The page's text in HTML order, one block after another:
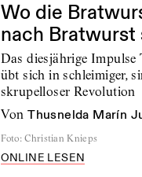
Wo die
nach
Das diesjährige Impulse
übt sich in schleimiger,
skrupelloser Revolution
von Thusnelda Marín
Foto: Christian Knieps
ONLINE LESEN